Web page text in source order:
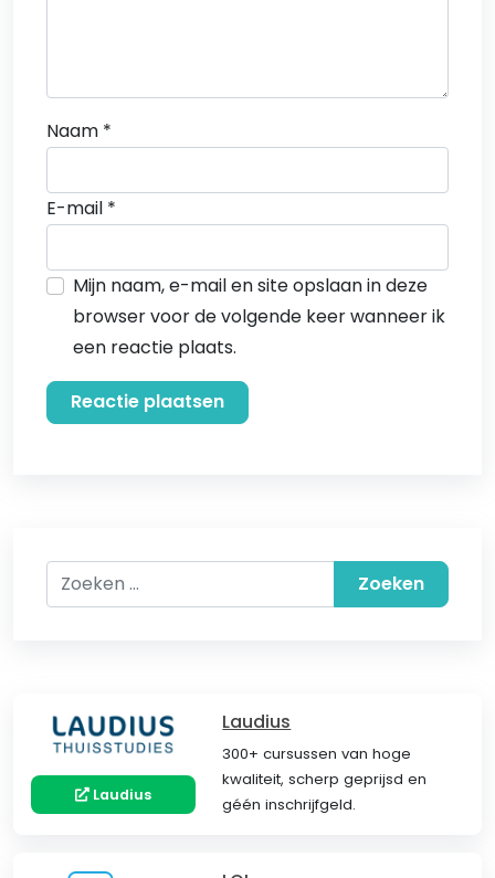
Naam *
E-mail *
Mijn naam, e-mail en site opslaan in deze
browser voor de volgende keer wanneer ik
een reactie plaats.
Zoeken naar:
Laudius
Laudius
300+ cursussen van hoge
kwaliteit, scherp geprijsd en
géén inschrijfgeld.